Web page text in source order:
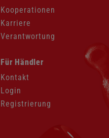
Kooperationen
Karriere
Verantwortung
Navigation
überspringen
Für Händler
Kontakt
Login
Registrierung